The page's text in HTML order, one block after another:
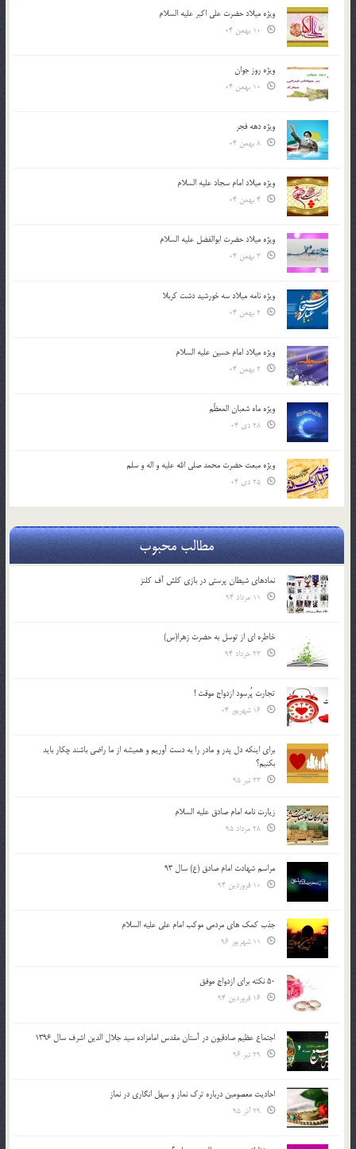
ویژه میلاد حضرت علی اکبر علیه السلام
ویژه روز جوان
ویژه دهه فجر
ویژه میلاد امام سجاد علیه السلام
ویژه میلاد حضرت ابوالفضل علیه السلام
ویژه نامه میلاد سه خورشید دشت کربلا
ویژه میلاد امام حسین علیه السلام
ویژه ماه شعبان المعظّم
ویژه مبعث حضرت محمد صلی الله علیه و اله و سلم
مطالب محبوب
نمادهای شیطان پرستی در بازی کلش آف کلنز
خاطره ای از توسل به حضرت زهرا(س)
تجارت پُرسود ازدواج موقت !
براي اينكه دل پدر و مادر را به دست آوريم و هميشه از ما راضي باشند چكار بايد
بكنيم؟
زیارت نامه امام صادق علیه السلام
مراسم شهادت امام صادق (ع) سال 93
جذب کمک های مردمی موکب امام علی علیه السلام
50 نکته برای ازدواج موفق
اجتماع عظیم صادقیون در آستان مقدس امامزاده سید جلال الدین اشرف سال 1396
احادیث معصومین درباره ترک نماز و سهل انگاری در نماز